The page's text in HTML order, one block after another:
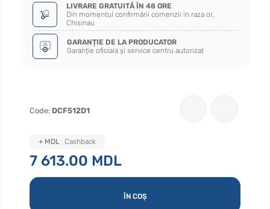
LIVRARE GRATUITĂ ÎN 48 ORE
Din momentul confirmării comenzii in raza or.
Chisinau
GARANȚIE DE LA PRODUCATOR
Garanție oficiala și service centru autorizat
Code: DCF512D1
7 613.00 MDL
ÎN COȘ
+ MDL Cashback